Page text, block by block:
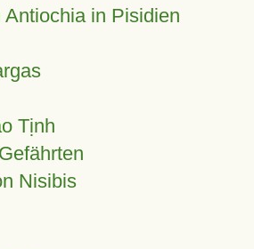
Antiochia in Pisidien
Tịnh
Nisibis